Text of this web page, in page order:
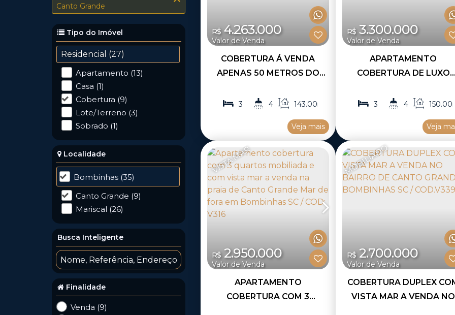
Canto Grande
Tipo do Imóvel
Residencial (27)
Apartamento (13)
Casa (1)
Cobertura (9)
Lote/Terreno (3)
Sobrado (1)
Localidade
Bombinhas (35)
Canto Grande (9)
Mariscal (26)
Busca Inteligente
Finalidade
Venda (9)
R$4.263.000
Valor de Venda
COBERTURA Á VENDA
APENAS 50 METROS DO
BOMBINHAS SC / COD: V333
3 4 143.00m²
Veja mais
R$3.300.000
Valor de Venda
APARTAMENTO
COBERTURA DE LUXO
A VENDA NA PRAIA DE
BOMBINHAS SC / COD:
3 4 150.00
Veja
VISTA MAR
R$2.950.000
Valor de Venda
APARTAMENTO
COBERTURA COM 3
MOBILIADO
R$2.700.000
Valor de Venda
COBERTURA DUPLEX
VISTA MAR A VENDA NO